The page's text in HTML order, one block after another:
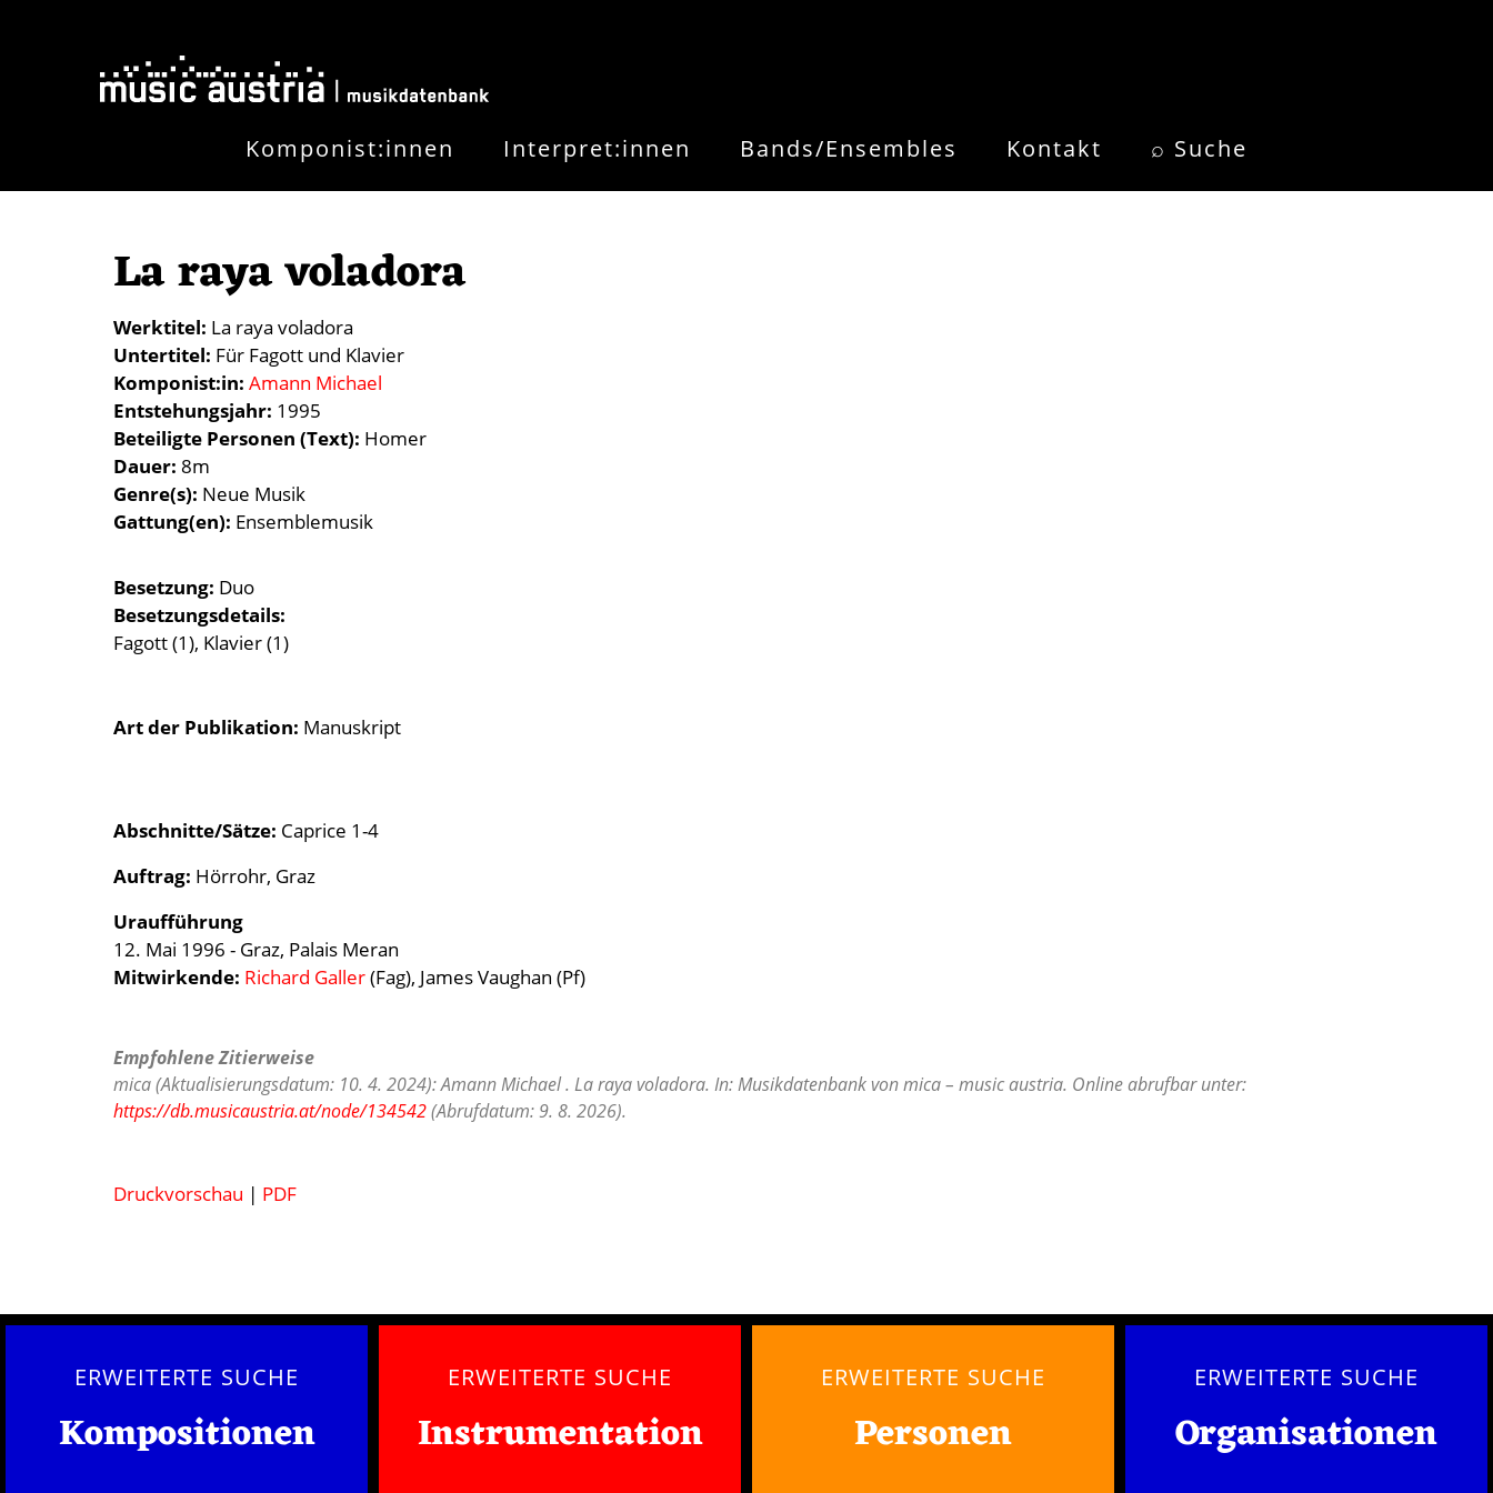
Komponist:innen Interpret:innen Bands/Ensembles Kontakt ⌕ Suche
La raya voladora
Werktitel La raya voladora
Untertitel Für Fagott und Klavier
Komponist:in Amann Michael
Entstehungsjahr 1995
Beteiligte Personen (Text) Homer
Dauer 8m
Genre(s) Neue Musik
Gattung(en) Ensemblemusik
Besetzung Duo
Besetzungsdetails
Fagott (1), Klavier (1)
Art der Publikation Manuskript
Abschnitte/Sätze: Caprice 1-4
Auftrag: Hörrohr, Graz
Uraufführung
12. Mai 1996 - Graz, Palais Meran
Mitwirkende: Richard Galler(Fag), James Vaughan (Pf)
Empfohlene Zitierweise
mica (Aktualisierungsdatum: 10. 4. 2024): Amann Michael . La raya voladora. In: Musikdatenbank von mica – music austria. Online abrufbar unter:
https://db.musicaustria.at/node/134542(Abrufdatum: 9. 8. 2026).
Druckvorschau | PDF
ERWEITERTE SUCHE
Kompositionen
ERWEITERTE SUCHE
Instrumentation
ERWEITERTE SUCHE
Personen
ERWEITERTE SUCHE
Organisationen